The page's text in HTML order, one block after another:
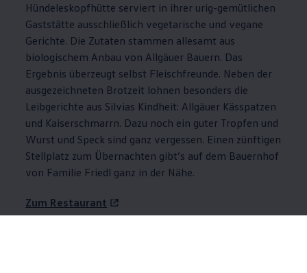
Hündeleskopfhütte serviert in ihrer urig-gemütlichen
Gaststätte ausschließlich vegetarische und vegane
Gerichte. Die Zutaten stammen allesamt aus
biologischem Anbau von Allgäuer Bauern. Das
Ergebnis überzeugt selbst Fleischfreunde. Neben der
ausgezeichneten Brotzeit lohnen besonders die
Leibgerichte aus Silvias Kindheit: Allgäuer Kässpatzen
und Kaiserschmarrn. Dazu noch ein guter Tropfen und
Wurst und Speck sind ganz vergessen. Einen zünftigen
Stellplatz zum Übernachten gibt’s auf dem Bauernhof
von Familie Friedl ganz in der Nähe.
Zum Restaurant
Stellplatz buchen